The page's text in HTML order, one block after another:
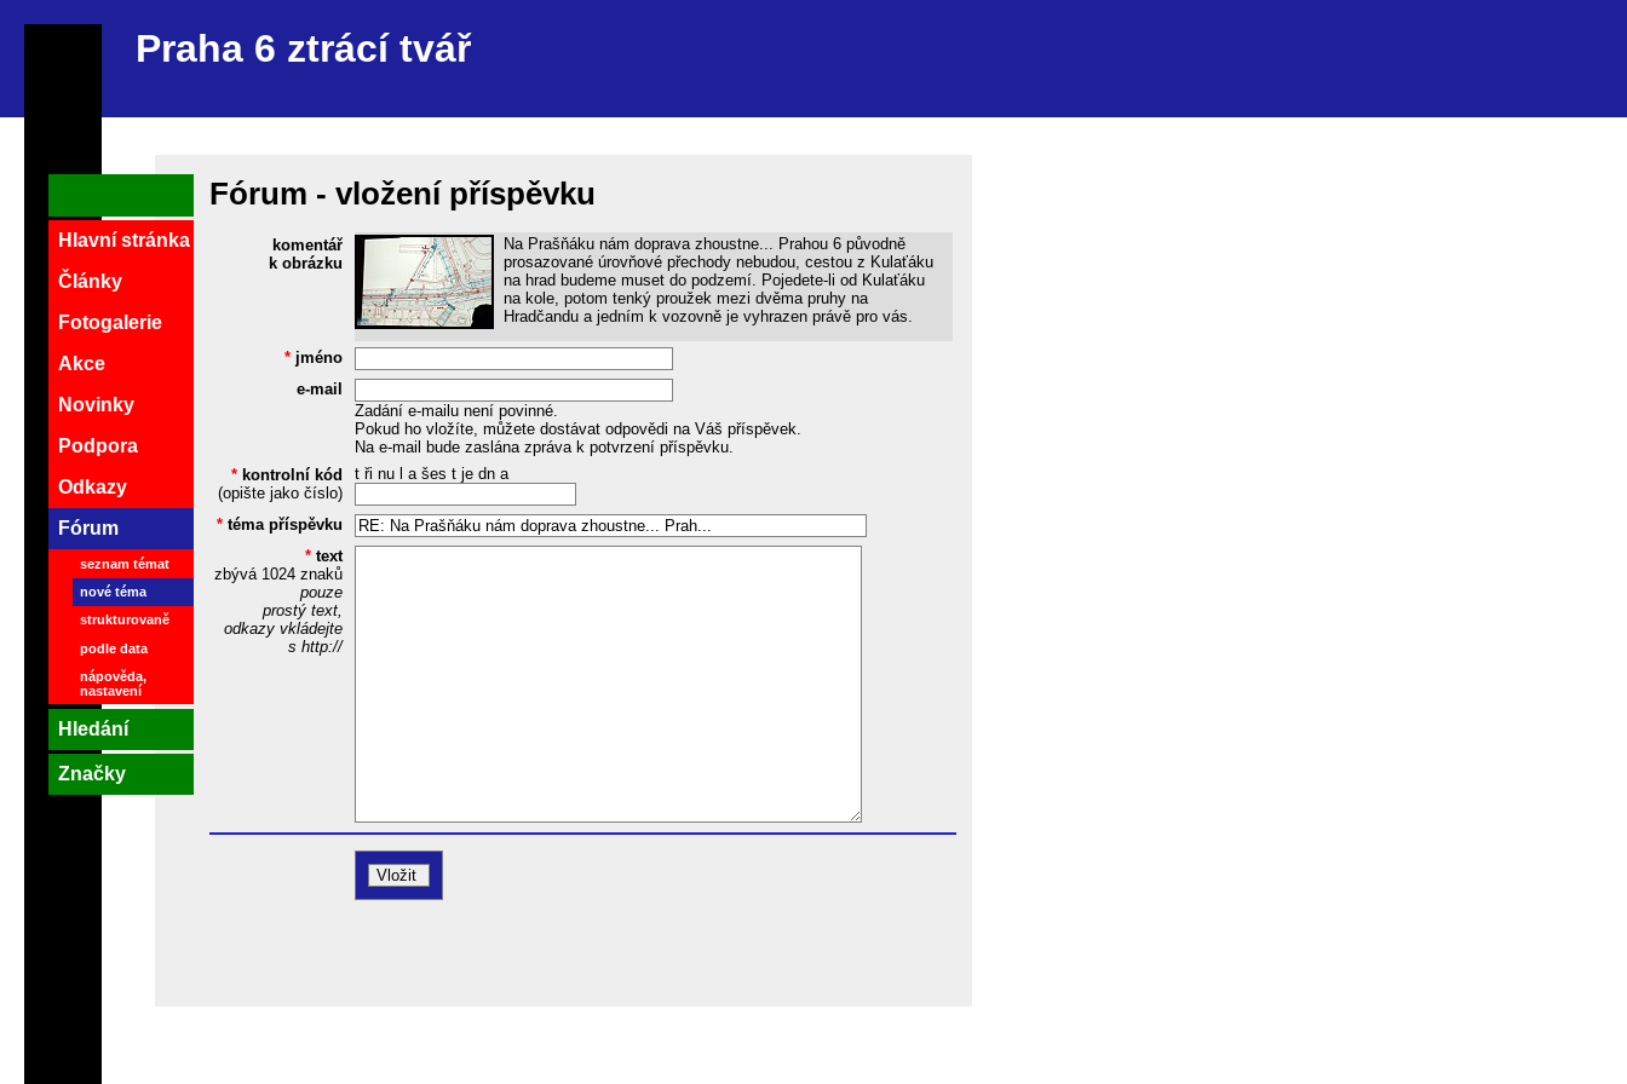
Praha 6 ztrácí tvář
Fórum - vložení příspěvku
komentář
k obrázku
Na Prašňáku nám doprava zhoustne... Prahou 6 původně
prosazované úrovňové přechody nebudou, cestou z Kulaťáku
na hrad budeme muset do podzemí. Pojedete-li od Kulaťáku
na kole, potom tenký proužek mezi dvěma pruhy na
Hradčandu a jedním k vozovně je vyhrazen právě pro vás.
* jméno
e-mail
Zadání e-mailu není povinné.
Pokud ho vložíte, můžete dostávat odpovědi na Váš příspěvek.
Na e-mail bude zaslána zpráva k potvrzení příspěvku.
* kontrolní kód
(opište jako číslo)
t ři nu l a šes t je dn a
* téma příspěvku
* text
zbývá 1024znaků
pouze
prostý text,
odkazy vkládejte
s http://
Hlavní stránka
Články
Fotogalerie
Akce
Novinky
Podpora
Odkazy
Fórum
seznam témat
nové téma
strukturovaně
podle data
nápověda,
nastavení
Hledání
Značky